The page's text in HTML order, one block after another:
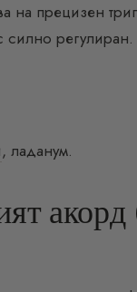
на прецизен
силно регулиран.
, ладанум.